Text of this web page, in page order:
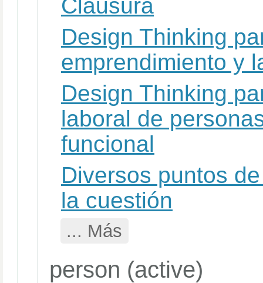
Clausura
Design Thinking
emprendimiento y
Design Thinking
laboral de
funcional
Diversos puntos
la cuestión
... Más
person (active)